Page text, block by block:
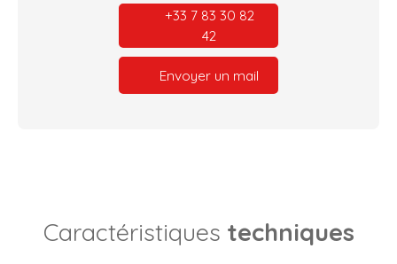
+33 7 83 30 82
42
Envoyer un mail
Caractéristiques techniques